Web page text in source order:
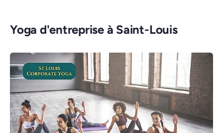
Yoga d'entreprise à Saint-Louis